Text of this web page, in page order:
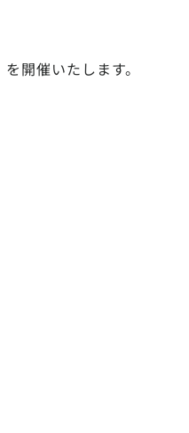
開催いたします。